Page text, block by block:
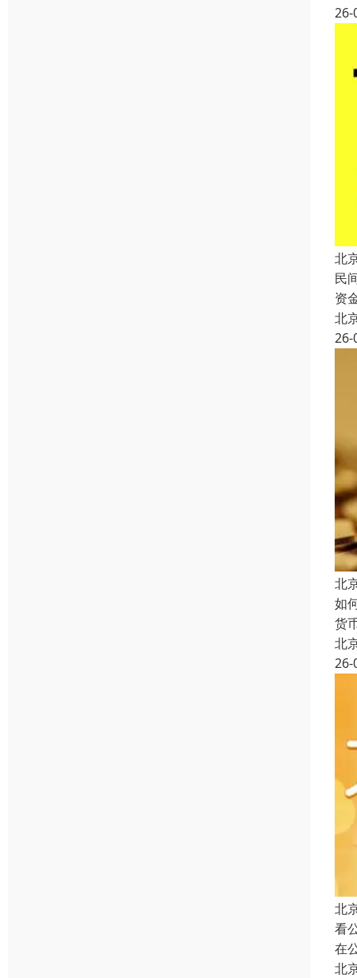
26-
北
民
资
北
26-
北
如
货
北
26-
北
看
在
北